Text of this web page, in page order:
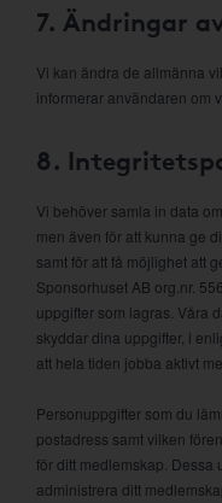
7. Ändringar
Vi kan ändra de allmänna
informerar användaren om
8.
Vi behöver samla in data
men även för att kunna ge
samt för att få möjlighet att
Sponsorhuset AB org.nr.
uppgifter som lagras. Våra
skyddar dina uppgifter, i
att hela tiden jobba aktivt
Personuppgifter som du
postadress samt vilken
för ditt medlemskap. Dessa
administrera ditt